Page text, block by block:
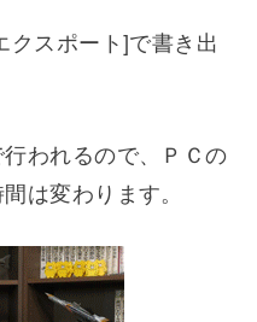
クスポート]で書き出
われるので、ＰＣの
は変わります。